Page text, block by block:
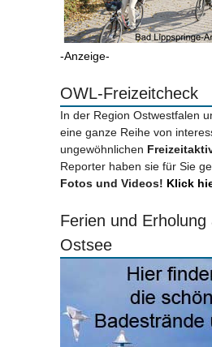
-Anzeige-
OWL-Freizeitcheck
In der Region Ostwestfalen
eine ganze Reihe von
ungewöhnlichen
Reporter haben sie für Sie
Fotos und Videos! Klick
Ferien und Erholung
Ostsee